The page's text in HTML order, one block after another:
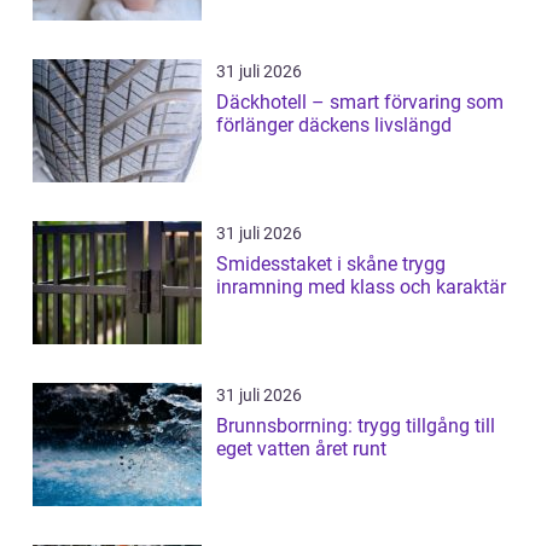
31 juli 2026
Däckhotell – smart förvaring som
förlänger däckens livslängd
31 juli 2026
Smidesstaket i skåne trygg
inramning med klass och karaktär
31 juli 2026
Brunnsborrning: trygg tillgång till
eget vatten året runt